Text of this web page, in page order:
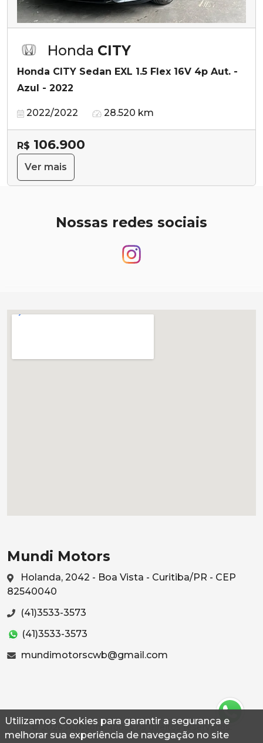
Utilizamos Cookies para garantir a segurança e
melhorar sua experiência de navegação no site
Honda CITY
Honda CITY Sedan EXL 1.5 Flex 16V 4p Aut. -
Azul - 2022
2022/2022 28.520 km
R$ 106.900
Ver mais
Nossas redes sociais
Mundi Motors
Holanda, 2042 - Boa Vista - Curitiba/PR - CEP
82540040
(41)3533-3573
(41)3533-3573
mundimotorscwb@gmail.com
© 2026 Autoconf. Todos os direitos reservados.